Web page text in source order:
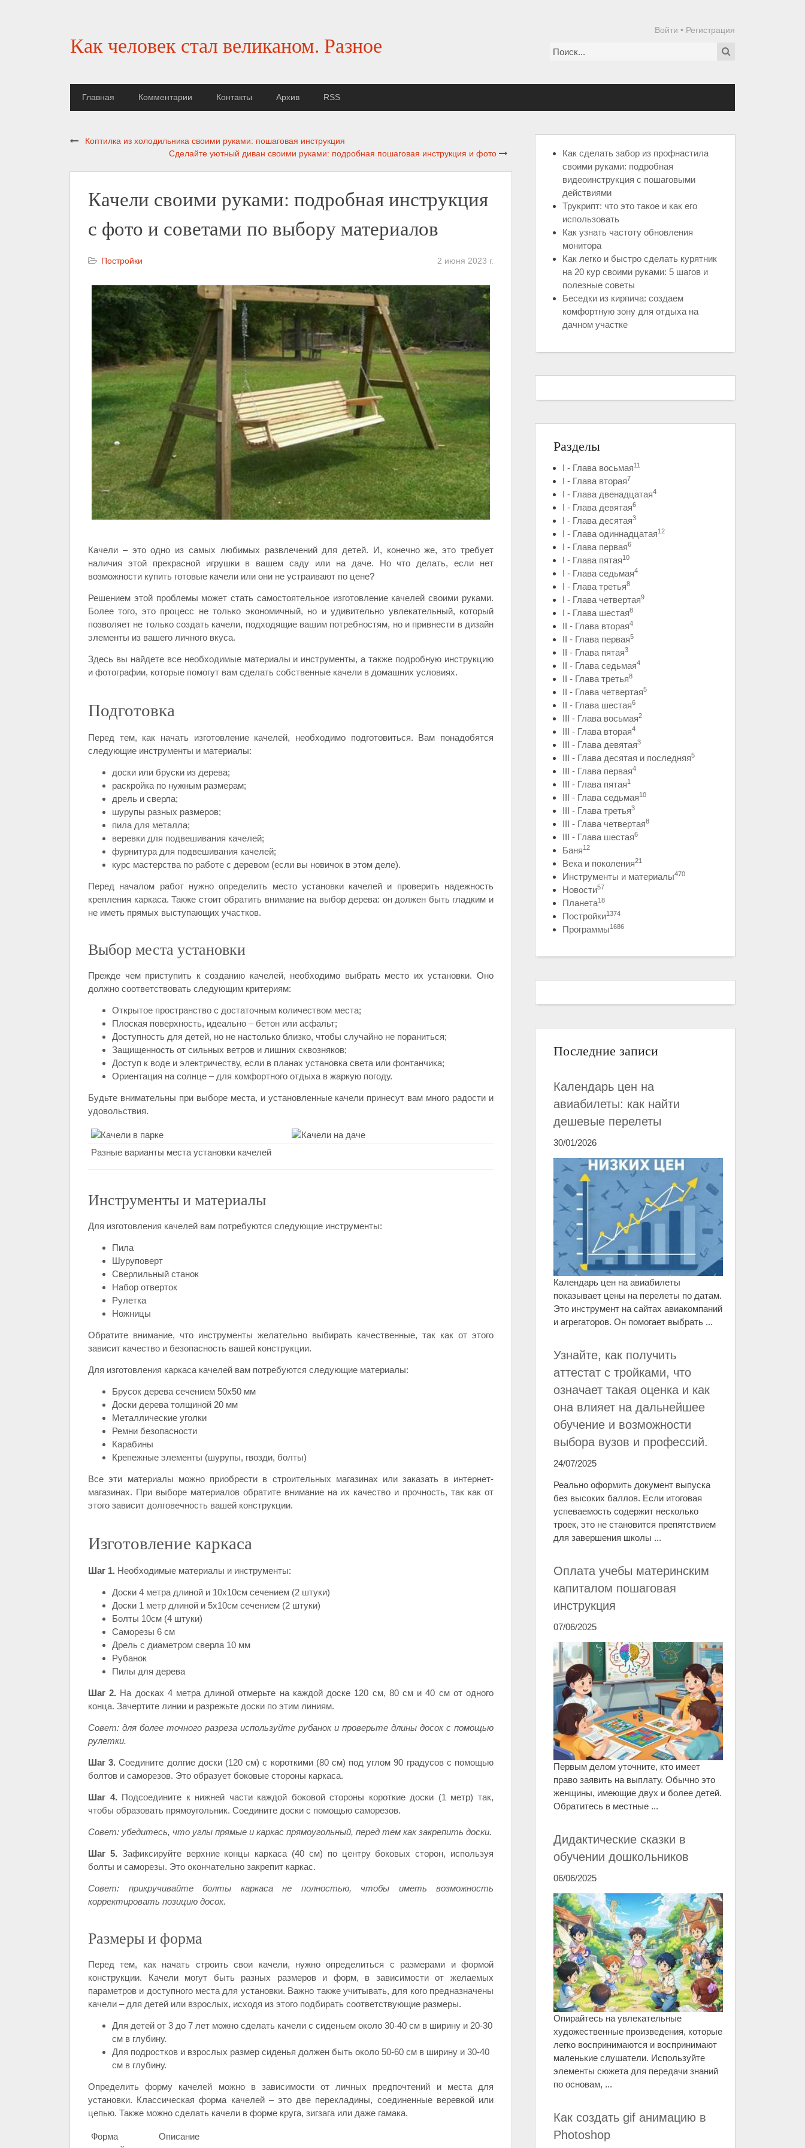
Как человек стал великаном. Разное
Войти • Регистрация
Главная Комментарии Контакты Архив RSS
Коптилка из холодильника своими руками: пошаговая инструкция
Сделайте уютный диван своими руками: подробная пошаговая инструкция и фото
Качели своими руками: подробная инструкция
с фото и советами по выбору материалов
Постройки 2 июня 2023 г.
Качели – это одно из самых любимых развлечений для детей. И, конечно же, это требует
наличия этой прекрасной игрушки в вашем саду или на даче. Но что делать, если нет
возможности купить готовые качели или они не устраивают по цене?
Решением этой проблемы может стать самостоятельное изготовление качелей своими руками.
Более того, это процесс не только экономичный, но и удивительно увлекательный, который
позволяет не только создать качели, подходящие вашим потребностям, но и привнести в дизайн
элементы из вашего личного вкуса.
Здесь вы найдете все необходимые материалы и инструменты, а также подробную инструкцию
и фотографии, которые помогут вам сделать собственные качели в домашних условиях.
Подготовка
Перед тем, как начать изготовление качелей, необходимо подготовиться. Вам понадобятся
следующие инструменты и материалы:
доски или бруски из дерева;
раскройка по нужным размерам;
дрель и сверла;
шурупы разных размеров;
пила для металла;
веревки для подвешивания качелей;
фурнитура для подвешивания качелей;
курс мастерства по работе с деревом (если вы новичок в этом деле).
Перед началом работ нужно определить место установки качелей и проверить надежность
крепления каркаса. Также стоит обратить внимание на выбор дерева: он должен быть гладким и
не иметь прямых выступающих участков.
Выбор места установки
Прежде чем приступить к созданию качелей, необходимо выбрать место их установки. Оно
должно соответствовать следующим критериям:
Открытое пространство с достаточным количеством места;
Плоская поверхность, идеально – бетон или асфальт;
Доступность для детей, но не настолько близко, чтобы случайно не пораниться;
Защищенность от сильных ветров и лишних сквозняков;
Доступ к воде и электричеству, если в планах установка света или фонтанчика;
Ориентация на солнце – для комфортного отдыха в жаркую погоду.
Будьте внимательны при выборе места, и установленные качели принесут вам много радости и
удовольствия.
Разные варианты места установки качелей
Инструменты и материалы
Для изготовления качелей вам потребуются следующие инструменты:
Пила
Шуруповерт
Сверлильный станок
Набор отверток
Рулетка
Ножницы
Обратите внимание, что инструменты желательно выбирать качественные, так как от этого
зависит качество и безопасность вашей конструкции.
Для изготовления каркаса качелей вам потребуются следующие материалы:
Брусок дерева сечением 50х50 мм
Доски дерева толщиной 20 мм
Металлические уголки
Ремни безопасности
Карабины
Крепежные элементы (шурупы, гвозди, болты)
Все эти материалы можно приобрести в строительных магазинах или заказать в интернет-
магазинах. При выборе материалов обратите внимание на их качество и прочность, так как от
этого зависит долговечность вашей конструкции.
Изготовление каркаса
Шаг 1. Необходимые материалы и инструменты:
Доски 4 метра длиной и 10х10см сечением (2 штуки)
Доски 1 метр длиной и 5х10см сечением (2 штуки)
Болты 10см (4 штуки)
Саморезы 6 см
Дрель с диаметром сверла 10 мм
Рубанок
Пилы для дерева
Шаг 2. На досках 4 метра длиной отмерьте на каждой доске 120 см, 80 см и 40 см от одного
конца. Зачертите линии и разрежьте доски по этим линиям.
Совет: для более точного разреза используйте рубанок и проверьте длины досок с помощью
рулетки.
Шаг 3. Соедините долгие доски (120 см) с короткими (80 см) под углом 90 градусов с помощью
болтов и саморезов. Это образует боковые стороны каркаса.
Шаг 4.Подсоедините к нижней части каждой боковой стороны короткие доски (1 метр) так,
чтобы образовать прямоугольник. Соедините доски с помощью саморезов.
Совет: убедитесь, что углы прямые и каркас прямоугольный, перед тем как закрепить доски.
Шаг 5.Зафиксируйте верхние концы каркаса (40 см) по центру боковых сторон, используя
болты и саморезы. Это окончательно закрепит каркас.
Совет: прикручивайте болты каркаса не полностью, чтобы иметь возможность
корректировать позицию досок.
Размеры и форма
Перед тем, как начать строить свои качели, нужно определиться с размерами и формой
конструкции. Качели могут быть разных размеров и форм, в зависимости от желаемых
параметров и доступного места для установки. Важно также учитывать, для кого предназначены
качели – для детей или взрослых, исходя из этого подбирать соответствующие размеры.
Для детей от 3 до 7 лет можно сделать качели с сиденьем около 30-40 см в ширину и 20-30
см в глубину.
Для подростков и взрослых размер сиденья должен быть около 50-60 см в ширину и 30-40
см в глубину.
Определить форму качелей можно в зависимости от личных предпочтений и места для
установки. Классическая форма качелей – это две перекладины, соединенные веревкой или
цепью. Также можно сделать качели в форме круга, зигзага или даже гамака.
Форма
Описание
Как сделать забор из профнастила
своими руками: подробная
видеоинструкция с пошаговыми
действиями
Трукрипт: что это такое и как его
использовать
Как узнать частоту обновления
монитора
Как легко и быстро сделать курятник
на 20 кур своими руками: 5 шагов и
полезные советы
Беседки из кирпича: создаем
комфортную зону для отдыха на
дачном участке
Разделы
I - Глава восьмая11
I - Глава вторая7
I - Глава двенадцатая4
I - Глава девятая6
I - Глава десятая3
I - Глава одиннадцатая12
I - Глава первая6
I - Глава пятая10
I - Глава седьмая4
I - Глава третья8
I - Глава четвертая9
I - Глава шестая8
II - Глава вторая4
II - Глава первая5
II - Глава пятая3
II - Глава седьмая4
II - Глава третья8
II - Глава четвертая5
II - Глава шестая6
III - Глава восьмая2
III - Глава вторая4
III - Глава девятая3
III - Глава десятая и последняя5
III - Глава первая4
III - Глава пятая1
III - Глава седьмая10
III - Глава третья3
III - Глава четвертая8
III - Глава шестая6
Баня12
Века и поколения21
Инструменты и материалы470
Новости57
Планета18
Постройки1374
Программы1686
Последние записи
Календарь цен на
авиабилеты: как найти
дешевые перелеты
30/01/2026
Календарь цен на авиабилеты
показывает цены на перелеты по датам.
Это инструмент на сайтах авиакомпаний
и агрегаторов. Он помогает выбрать ...
Узнайте, как получить
аттестат с тройками, что
означает такая оценка и как
она влияет на дальнейшее
обучение и возможности
выбора вузов и профессий.
24/07/2025
Реально оформить документ выпуска
без высоких баллов. Если итоговая
успеваемость содержит несколько
троек, это не становится препятствием
для завершения школы ...
Оплата учебы материнским
капиталом пошаговая
инструкция
07/06/2025
Первым делом уточните, кто имеет
право заявить на выплату. Обычно это
женщины, имеющие двух и более детей.
Обратитесь в местные ...
Дидактические сказки в
обучении дошкольников
06/06/2025
Опирайтесь на увлекательные
художественные произведения, которые
легко воспринимаются и воспринимают
маленькие слушатели. Используйте
элементы сюжета для передачи знаний
по основам, ...
Как создать gif анимацию в
Photoshop